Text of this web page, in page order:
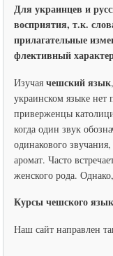
Для украинцев и
восприятия, т.к.
прилагательные
флективный
Изучая чешский язык
украинском языке
приверженцы
когда один звук
одинакового
аромат. Часто
женского рода.
Курсы чешского
Наш сайт направлен